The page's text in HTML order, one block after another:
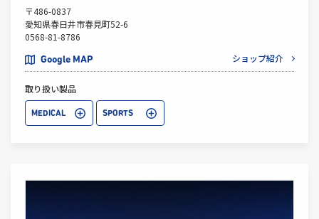
〒486-0837
愛知県春日井市春見町52-6
0568-81-8786
Google MAP ショップ紹介
取り扱い製品
MEDICAL SPORTS